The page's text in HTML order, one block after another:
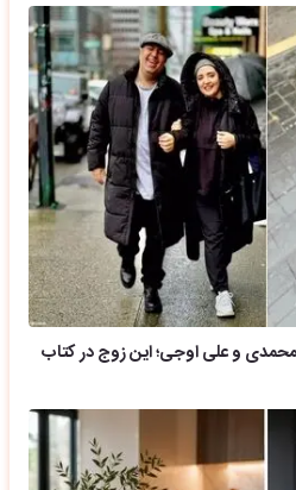
و علی اوجی؛ این زوج در کتاب